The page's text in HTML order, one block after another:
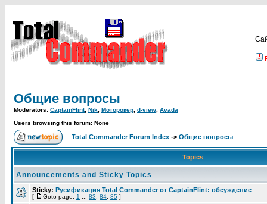
Общие вопросы
Moderators: CaptainFlint, Nik Моторокер d-view Avada
Users browsing this forum: None
Total Commander Forum Index -> Общие вопросы
Topics
Announcements and Sticky Topics
Sticky: Русификация Total Commander от CaptainFlint: обсуждение
[ Goto page: 1 83 84 85 ]